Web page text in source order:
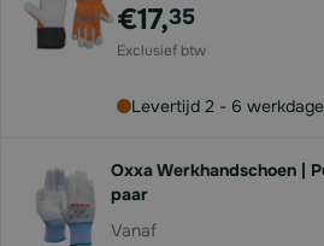
€17,35
Levertijd 2 - 6
Oxxa Werkhandschoen |
paar
Vanaf